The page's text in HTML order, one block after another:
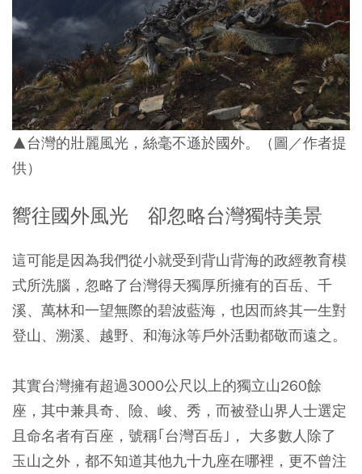
▲台灣的壯麗風光，絲毫不遜於國外。（圖／作者提
供）
嚮往國外風光 卻忽略台灣獨特美景
這可能是因為我們從小就受到背山背海的政經教育模
式所洗腦，忽略了台灣得天獨厚所擁有的百岳、千
溪、萬林和一望無際的碧波藍海，也因而終其一生對
登山、溯溪、越野、和海泳等戶外活動都敬而遠之。
其實台灣擁有超過3000公尺以上的獨立山260餘
座，其中兼具奇、險、峻、秀，而被登山界人士選定
且命名者有百座，號稱｢台灣百岳｣， 大多數人除了
玉山之外，都不知道其他九十九座在哪裡，更不曾注